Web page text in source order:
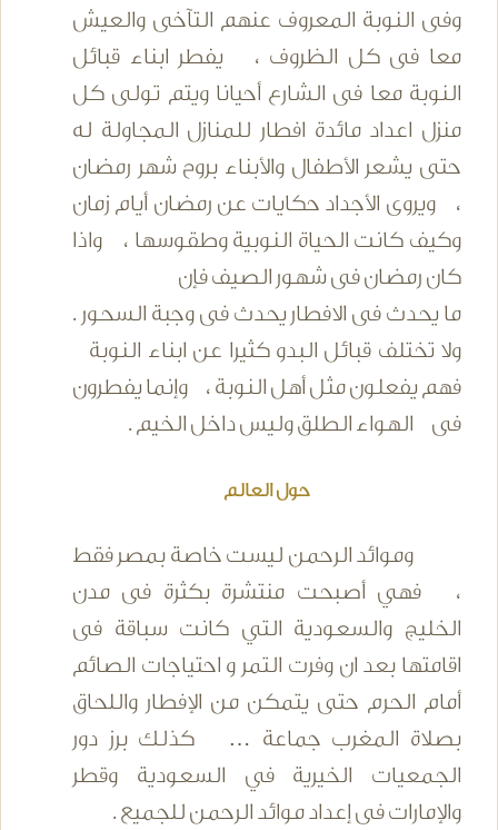
وفى النوبة المعروف عنهم التآخى والعيش
معا فى كل الظروف ، يفطر ابناء قبائل
النوبة معا فى الشارع أحيانا ويتم تولى كل
منزل اعداد مائدة افطار للمنازل المجاولة له
حتى يشعر الأطفال والأبناء بروح شهر رمضان
، ويروى الأجداد حكايات عن رمضان أيام زمان
وكيف كانت الحياة النوبية وطقوسها ، واذا
كان رمضان فى شهور الصيف فإن
ما يحدث فى الافطار يحدث فى وجبة السحور .
ولا تختلف قبائل البدو كثيرا عن ابناء النوبة
فهم يفعلون مثل أهل النوبة ، وإنما يفطرون
فى الهواء الطلق وليس داخل الخيم .
حول العالم
وموائد الرحمن ليست خاصة بمصر فقط
، فهي أصبحت منتشرة بكثرة فى مدن
الخليج والسعودية التي كانت سباقة فى
اقامتها بعد ان وفرت التمر و احتياجات الصائم
أمام الحرم حتى يتمكن من الإفطار واللحاق
بصلاة المغرب جماعة … كذلك برز دور
الجمعيات الخيرية في السعودية وقطر
والإمارات فى إعداد موائد الرحمن للجميع .